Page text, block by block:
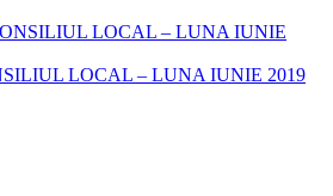
LOCAL – LUNA IUNIE
LOCAL – LUNA IUNIE 2019